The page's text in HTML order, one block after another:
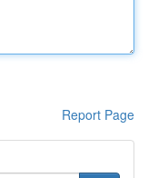
Report Page